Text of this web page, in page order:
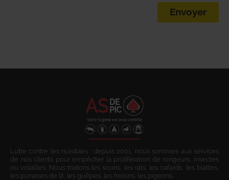
Envoyer
Lutte contre les nuisibles : depuis 2001, nous sommes aux services
de nos clients pour empêcher la prolifération de rongeurs, insectes
ou volatiles. Nous traitons les souris, les rats, les cafards, les blattes,
les punaises de lit, les guêpes, les frelons, les pigeons.